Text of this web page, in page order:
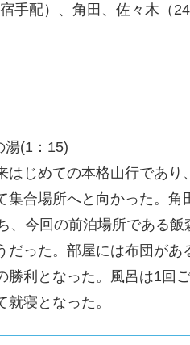
手配）、角田、佐々木（
湯(1：15)
じめての本格山行であり
合場所へと向かった。角
、今回の前泊場所である
った。部屋には布団があ
利となった。風呂は1回
寝となった。